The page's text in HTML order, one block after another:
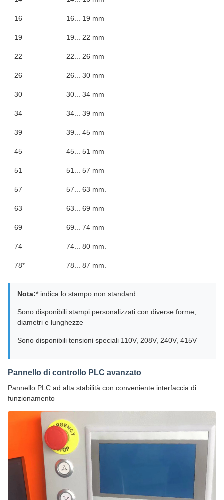
16 16... 19 mm
19 19... 22 mm
22 22... 26 mm
26 26... 30 mm
30 30... 34 mm
34 34... 39 mm
39 39... 45 mm
45 45... 51 mm
51 51... 57 mm
57 57... 63 mm.
63 63... 69 mm
69 69... 74 mm
74 74... 80 mm.
78* 78... 87 mm.
Nota:* indica lo stampo non standard
Sono disponibili stampi personalizzati con diverse forme,
diametri e lunghezze
Sono disponibili tensioni speciali 110V, 208V, 240V, 415V
Pannello di controllo PLC avanzato
Pannello PLC ad alta stabilità con conveniente interfaccia di
funzionamento